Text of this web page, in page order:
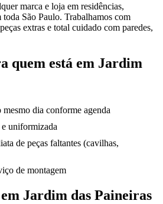
marca e loja em residências,
São Paulo. Trabalhamos com
extras e total cuidado com paredes,
quem está em Jardim
dia conforme agenda
uniformizada
de peças faltantes (cavilhas,
de montagem
Jardim das Paineiras